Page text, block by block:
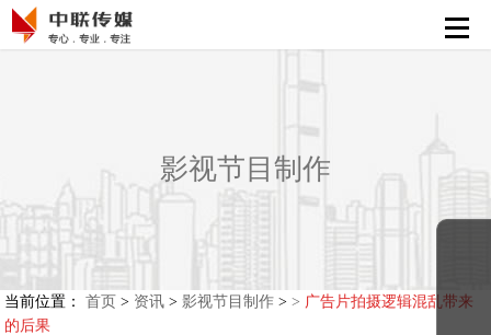
会展策划执行
影视节目制作
新媒体运营
解决方案
影视节目制作
当前位置： 首页 > 资讯 >影视节目制作 >> 广告片拍摄逻辑混乱带来
的后果